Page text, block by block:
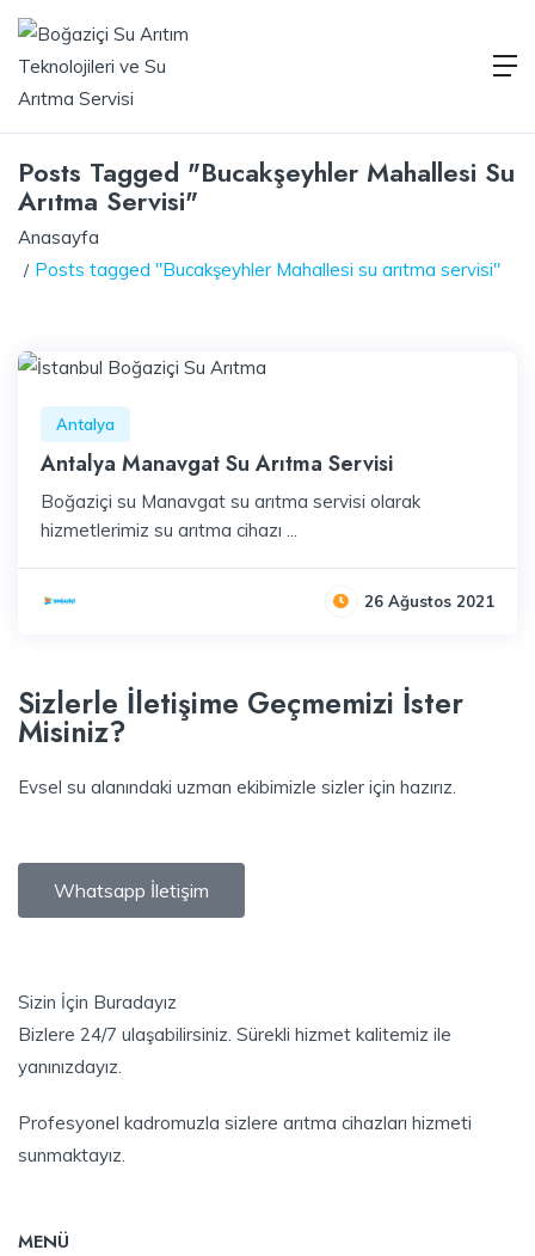
Posts Tagged "Bucakşeyhler Mahallesi Su
Arıtma Servisi"
Anasayfa
Posts tagged "Bucakşeyhler Mahallesi su arıtma servisi"
Antalya
Antalya Manavgat Su Arıtma Servisi
Boğaziçi su Manavgat su arıtma servisi olarak
hizmetlerimiz su arıtma cihazı ...
26 Ağustos 2021
Sizlerle İletişime Geçmemizi İster
Misiniz?
Evsel su alanındaki uzman ekibimizle sizler için hazırız.
Whatsapp İletişim
Sizin İçin Buradayız
Bizlere 24/7 ulaşabilirsiniz. Sürekli hizmet kalitemiz ile
yanınızdayız.
Profesyonel kadromuzla sizlere arıtma cihazları hizmeti
sunmaktayız.
MENÜ